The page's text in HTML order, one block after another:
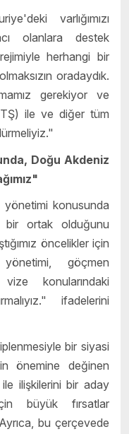
varlığımızı
olanlara destek
herhangi bir
oradaydık.
gerekiyor ve
ile ve diğer tüm
Doğu Akdeniz
konusunda
bir ortak olduğunu
öncelikler için
göçmen
konularındaki
ifadelerini
bir siyasi
önemine değinen
ilişkilerini bir aday
büyük fırsatlar
bu çerçevede